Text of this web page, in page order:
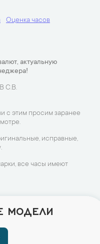
Оценка часов
актуальную
С.В.
с этим просим заранее
исправные,
все часы имеют
МОДЕЛИ